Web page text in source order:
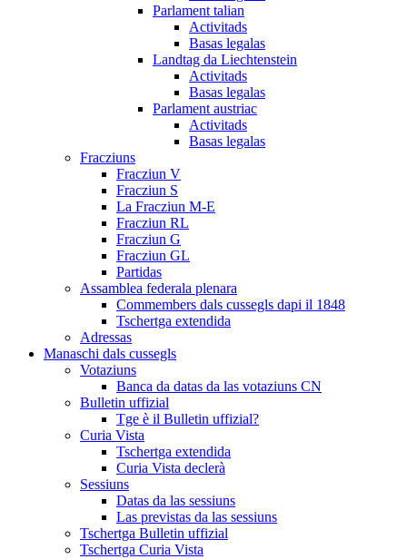
Parlament talian
Activitads
Basas legalas
Landtag da Liechtenstein
Activitads
Basas legalas
Parlament austriac
Activitads
Basas legalas
Fracziuns
Fracziun V
Fracziun S
La Fracziun M-E
Fracziun RL
Fracziun G
Fracziun GL
Partidas
Assamblea federala plenara
Commembers dals cussegls dapi il 1848
Tschertga extendida
Adressas
Manaschi dals cussegls
Votaziuns
Banca da datas da las votaziuns CN
Bulletin uffizial
Tge è il Bulletin uffizial?
Curia Vista
Tschertga extendida
Curia Vista declerà
Sessiuns
Datas da las sessiuns
Las previstas da las sessiuns
Tschertga Bulletin uffizial
Tschertga Curia Vista